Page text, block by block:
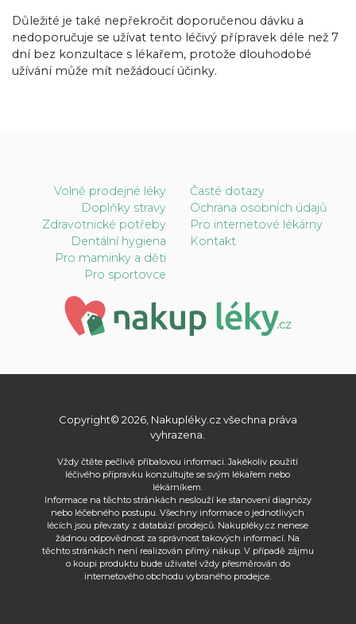
Důležité je také nepřekročit doporučenou dávku a
nedoporučuje se užívat tento léčivý přípravek déle než 7
dní bez konzultace s lékařem, protože dlouhodobé
užívání může mít nežádoucí účinky.
Volně prodejné léky
Doplňky stravy
Zdravotnické potřeby
Dentální hygiena
Pro maminky a děti
Pro sportovce
Časté dotazy
Ochrana osobních údajů
Pro internetové lékárny
Kontakt
Copyright© 2026, Nakupléky.cz všechna práva
vyhrazena.
Vždy čtěte pečlivě příbalovou informaci. Jakékoliv použití
léčivého přípravku konzultujte se svým lékařem nebo
lékárníkem.
Informace na těchto stránkách neslouží ke stanovení diagnózy
nebo léčebného postupu. Všechny informace o jednotlivých
lécích jsou převzaty z databází prodejců. Nakupléky.cz nenese
žádnou odpovědnost za správnost takových informací. Na
těchto stránkách není realizován přímý nákup. V případě zájmu
o koupi produktu bude uživatel vždy přesměrován do
internetového obchodu vybraného prodejce.